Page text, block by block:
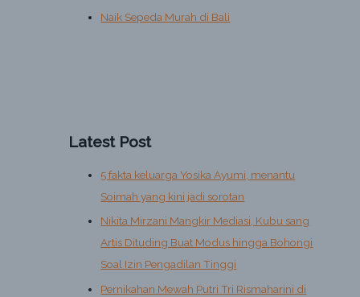
Naik Sepeda Murah di Bali
Latest Post
5 fakta keluarga Yosika Ayumi, menantu
Soimah yang kini jadi sorotan
Nikita Mirzani Mangkir Mediasi, Kubu sang
Artis Dituding Buat Modus hingga Bohongi
Soal Izin Pengadilan Tinggi
Pernikahan Mewah Putri Tri Rismaharini di